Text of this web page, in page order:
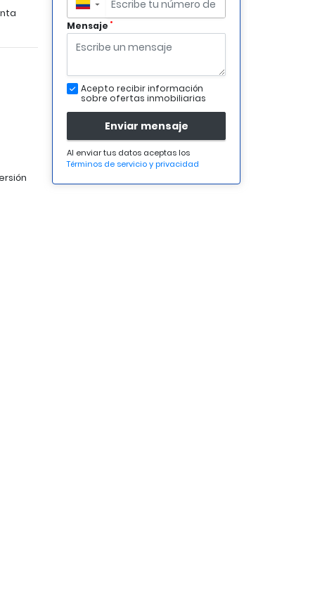
▼
Mensaje *
Acepto recibir información
sobre ofertas inmobiliarias
Enviar mensaje
Al enviar tus datos aceptas los
Términos de servicio y privacidad